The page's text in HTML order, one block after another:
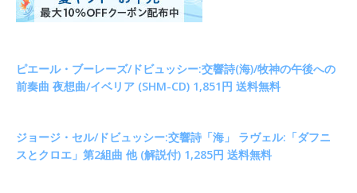
ピエール・ブーレーズ/ドビュッシー:交響詩(海)/牧神の午後への
前奏曲 夜想曲/イベリア (SHM-CD) 1,851円 送料無料
ジョージ・セル/ドビュッシー:交響詩「海」 ラヴェル:「ダフニ
スとクロエ」第2組曲 他 (解説付) 1,285円 送料無料